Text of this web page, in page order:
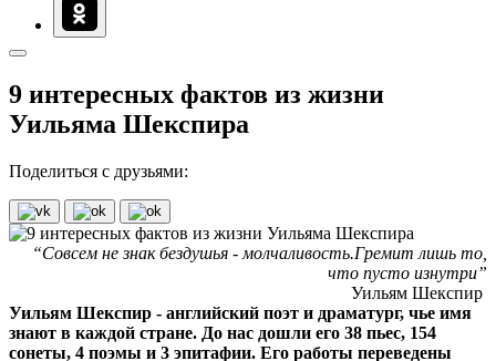
9 интересных фактов из жизни
Уильяма Шекспира
Поделиться с друзьями:
“Совсем не знак бездушья - молчаливость.Гремит лишь то,
что пусто изнутри”
Уильям Шекспир
Уильям Шекспир - английский поэт и драматург, чье имя
знают в каждой стране. До нас дошли его 38 пьес, 154
сонеты, 4 поэмы и 3 эпитафии. Его работы переведены